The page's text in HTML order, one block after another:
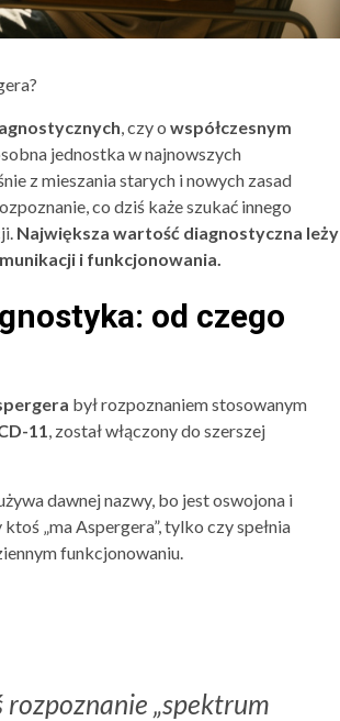
, czy o współczesnym
jednostka w najnowszych
z mieszania starych i nowych zasad
co dziś każe szukać innego
Największa wartość diagnostyczna leży
i funkcjonowania.
od czego
był rozpoznaniem stosowanym
11 , został włączony do szerszej
dawnej nazwy, bo jest oswojona i
„ma Aspergera”, tylko czy spełnia
funkcjonowaniu.
„spektrum